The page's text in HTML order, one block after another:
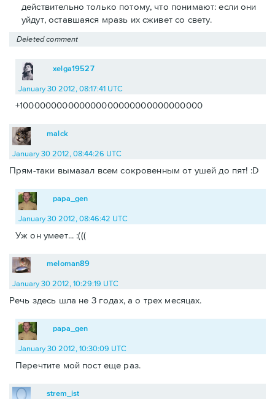
действительно только потому, что понимают: если они
уйдут, оставшаяся мразь их сживет со свету.
Deleted comment
xelga19527
January 30 2012, 08:17:41 UTC
+100000000000000000000000000000000
malck
January 30 2012, 08:44:26 UTC
Прям-таки вымазал всем сокровенным от ушей до пят! :D
papa_gen
January 30 2012, 08:46:42 UTC
Уж он умеет... :(((
meloman89
January 30 2012, 10:29:19 UTC
Речь здесь шла не 3 годах, а о трех месяцах.
papa_gen
January 30 2012, 10:30:09 UTC
Перечтите мой пост еще раз.
strem_ist